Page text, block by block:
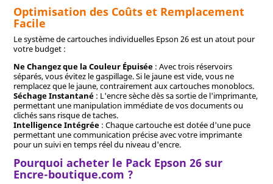
Optimisation des Coûts et Remplacement
Facile
Le système de cartouches individuelles Epson 26 est un atout pour
votre budget :
Ne Changez que la Couleur Épuisée: Avec trois réservoirs
séparés, vous évitez le gaspillage. Si le jaune est vide, vous ne
remplacez que le jaune, contrairement aux cartouches monoblocs.
Séchage Instantané: L'encre sèche dès sa sortie de l'imprimante,
permettant une manipulation immédiate de vos documents ou
clichés sans risque de taches.
Intelligence Intégrée: Chaque cartouche est dotée d'une puce
permettant une communication précise avec votre imprimante
pour un suivi en temps réel du niveau d'encre.
Pourquoi acheter le Pack Epson 26 sur
Encre-boutique.com ?